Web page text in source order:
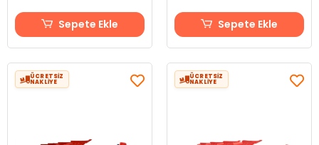
Sepete Ekle Sepete Ekle
ÜCRETSİZ
NAKLİYE
ÜCRETSİZ
NAKLİYE